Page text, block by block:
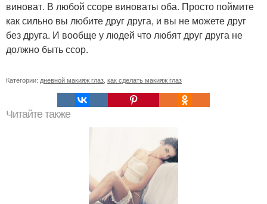
виноват. В любой ссоре виноваты оба. Просто поймите
как сильно вы любите друг друга, и вы не можете друг
без друга. И вообще у людей что любят друг друга не
должно быть ссор.
Категории: дневной макияж глаз как сделать макияж глаз
Читайте также